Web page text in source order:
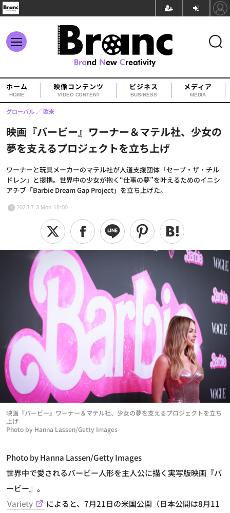
ホーム
HOME
映像コンテンツ
VIDEO CONTENT
ビジネス
BUSINESS
メディア
MEDIA
映画『バービー』ワーナー＆マテル社、少女の
夢を支えるプロジェクトを立ち上げ
ワーナーと玩具メーカーのマテル社が人道支援団体「セーブ・ザ・チル
ドレン」と提携。世界中の少女が抱く“仕事の夢”を叶えるためのイニシ
アチブ「Barbie Dream Gap Project」を立ち上げた。
グローバル 欧米
2023.7.3 Mon 18:00
Photo by Hanna Lassen/Getty Images
映画『バービー』ワーナー＆マテル社、少女の夢を支えるプロジェクトを立ち
上げ
Photo by Hanna Lassen/Getty Images
世界中で愛されるバービー人形を主人公に描く実写版映画『バ
ービー』。
Variety
によると、7月21日の米国公開（日本公開は8月11